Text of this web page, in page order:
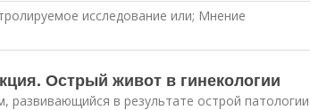
исследование или; Мнение
Острый живот в гинекологии
в результате острой патологии